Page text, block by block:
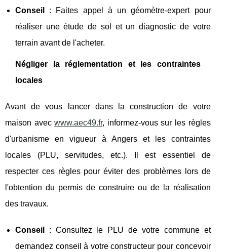
Conseil
: Faites appel à un géomètre-expert pour
réaliser une étude de sol et un diagnostic de votre
terrain avant de l'acheter.
Négliger la réglementation et les contraintes
locales
Avant de vous lancer dans la construction de votre
maison avecwww.aec49.fr, informez-vous sur les règles
d'urbanisme en vigueur à Angers et les contraintes
locales (PLU, servitudes, etc.). Il est essentiel de
respecter ces règles pour éviter des problèmes lors de
l'obtention du permis de construire ou de la réalisation
des travaux.
Conseil
: Consultez le PLU de votre commune et
demandez conseil à votre constructeur pour concevoir